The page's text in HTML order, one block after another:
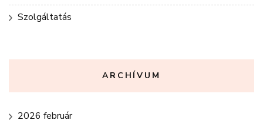
Szolgáltatás
ARCHÍVUM
2026 február